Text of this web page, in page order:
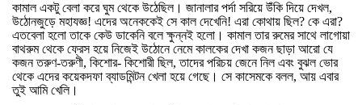
কামাল একটু বেলা করে ঘুম থেকে উঠেছিল। জানালার পর্দা সরিয়ে উঁকি দিয়ে দেখল,
উঠোনজুড়ে মহাযজ্ঞ! এদের অনেককেই সে কাল দেখেনি! এরা কোথায় ছিল? কে এরা?
এতবেলা হলো তাকে কেউ ডাকেনি বলে ক্ষুন্নই হলো। কামাল তার রুমের সাথে লাগোয়া
বাথরুম থেকে ফ্রেস হয়ে নিজেই উঠোনে নেমে কালকের দেখা কজন ছাড়া আরো যে
কজন তরুণ-তরুণী, কিশোর- কিশোরী ছিল,তাদের পরিচয় জেনে নিল এবং বুঝল ভোর
থেকে এদের কয়েকদফা ব্যাডমিন্টন খেলা হয়ে গেছে। সে কাসেমকে বলল, আয় এবার
তুই আমি খেলি।